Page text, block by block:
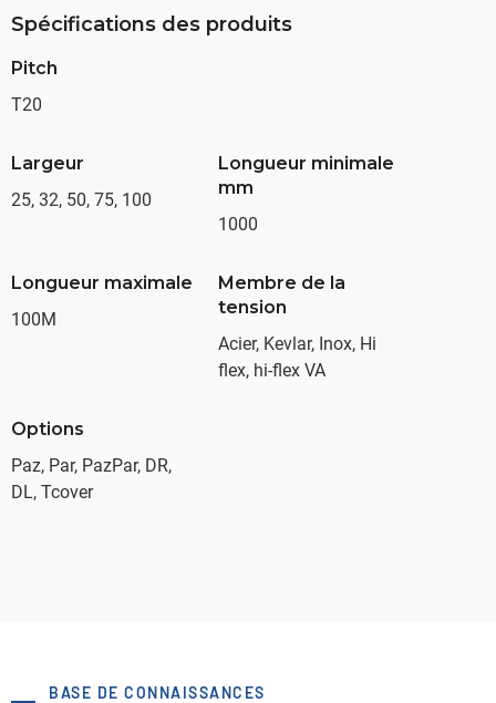
Spécifications des produits
Pitch
T20
Largeur
25, 32, 50, 75, 100
Longueur minimale
mm
1000
Longueur maximale
100M
Membre de la
tension
Acier, Kevlar, Inox, Hi
flex, hi-flex VA
Options
Paz, Par, PazPar, DR,
DL, Tcover
BASE DE CONNAISSANCES